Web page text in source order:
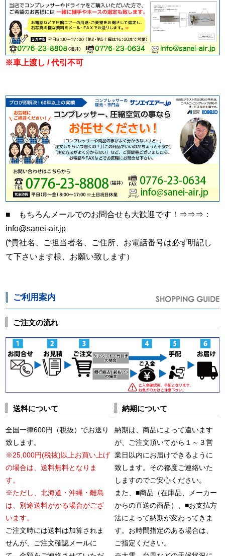
※車上渡し / 代引不可
■ もちろんメールでのお問合せも大歓迎です！⇒⇒⇒：
info@sanei-air.jp
(*貴社名、ご担当者名、ご住所、お電話番号は必ず明記し
て下さいます様、お願い致します）
ご利用案内
ご注文の流れ
送料について
全国一律600円（税抜）でお送り
致します。
※25,000円(税抜)以上お買い上げ
の場合は、送料無料となりま
す。
※ただし、北海道・沖縄・離島
は、別途送料がかる場合がござ
います。
ご注文時には送料は加算されま
せんが、ご注文確認メールに
納期について
納期は、商品によって違います
が、ご注文頂いてから１～３営
業日以内にお届けできるように
致します。その都度ご連絡いた
しますのでご安心ください。
また、■商品（在庫品、メーカー
からの直送の商品）、■お支払方
法によって納期が変わってきま
す。お時間指定のある場合は、
ご指定ください。